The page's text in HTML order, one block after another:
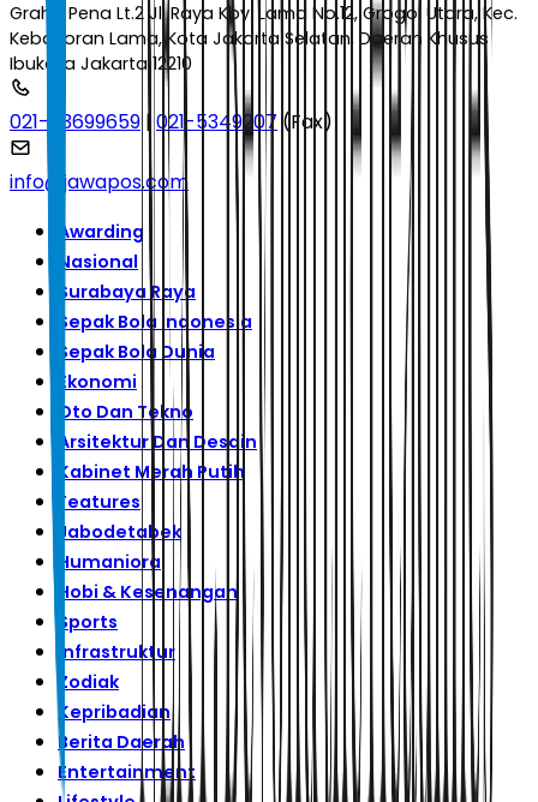
Graha Pena Lt.2 Jl. Raya Kby. Lama No.12, Grogol Utara, Kec.
Kebayoran Lama, Kota Jakarta Selatan, Daerah Khusus
Ibukota Jakarta 12210
021-53699659 | 021-5349207 (Fax)
info@jawapos.com
Awarding
Nasional
Surabaya Raya
Sepak Bola Indonesia
Sepak Bola Dunia
Ekonomi
Oto Dan Tekno
Arsitektur Dan Desain
Kabinet Merah Putih
Features
Jabodetabek
Humaniora
Hobi & Kesenangan
Sports
Infrastruktur
Zodiak
Kepribadian
Berita Daerah
Entertainment